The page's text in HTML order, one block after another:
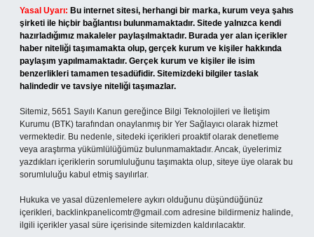
Yasal Uyarı: Bu internet sitesi, herhangi bir marka, kurum veya şahıs
şirketi ile hiçbir bağlantısı bulunmamaktadır. Sitede yalnızca kendi
hazırladığımız makaleler paylaşılmaktadır. Burada yer alan içerikler
haber niteliği taşımamakta olup, gerçek kurum ve kişiler hakkında
paylaşım yapılmamaktadır. Gerçek kurum ve kişiler ile isim
benzerlikleri tamamen tesadüfidir. Sitemizdeki bilgiler taslak
halindedir ve tavsiye niteliği taşımazlar.
Sitemiz, 5651 Sayılı Kanun gereğince Bilgi Teknolojileri ve İletişim
Kurumu (BTK) tarafından onaylanmış bir Yer Sağlayıcı olarak hizmet
vermektedir. Bu nedenle, sitedeki içerikleri proaktif olarak denetleme
veya araştırma yükümlülüğümüz bulunmamaktadır. Ancak, üyelerimiz
yazdıkları içeriklerin sorumluluğunu taşımakta olup, siteye üye olarak bu
sorumluluğu kabul etmiş sayılırlar.
Hukuka ve yasal düzenlemelere aykırı olduğunu düşündüğünüz
içerikleri, backlinkpanelicomtr@gmail.com adresine bildirmeniz halinde,
ilgili içerikler yasal süre içerisinde sitemizden kaldırılacaktır.